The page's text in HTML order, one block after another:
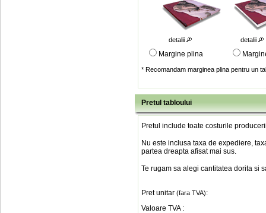
detalii detalii
Margine plina
* Recomandam marginea plina pentru un
Pretul tabloului
Pretul include toate costurile
Nu este inclusa taxa de expediere,
partea dreapta afisat mai sus.
Te rugam sa alegi cantitatea dorita si
Pret unitar (fara TVA):
Valoare TVA :